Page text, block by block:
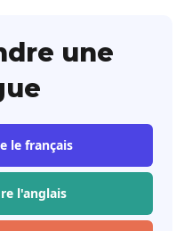
une
le français
l'anglais